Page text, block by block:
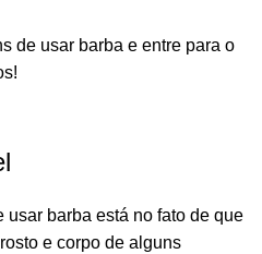
de usar barba e entre para o
usar barba está no fato de que
e corpo de alguns